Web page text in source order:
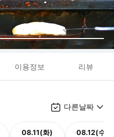
이용정보 리뷰
다른날짜
08.11(화) 08.12(수)